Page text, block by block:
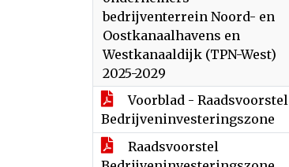
bedrijventerrein Noord- en
Oostkanaalhavens en
Westkanaaldijk (TPN-West)
2025-2029
Voorblad - Raadsvoorstel
Bedrijveninvesteringszone
Raadsvoorstel